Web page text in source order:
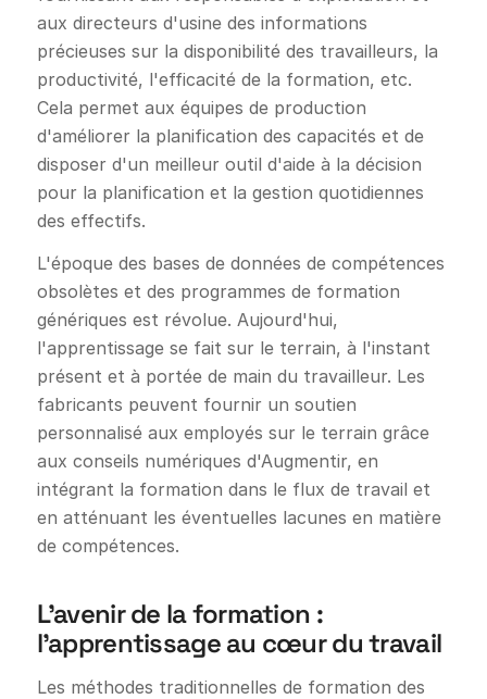
aux directeurs d'usine des informations
précieuses sur la disponibilité des travailleurs, la
productivité, l'efficacité de la formation, etc.
Cela permet aux équipes de production
d'améliorer la planification des capacités et de
disposer d'un meilleur outil d'aide à la décision
pour la planification et la gestion quotidiennes
des effectifs.
L'époque des bases de données de compétences
obsolètes et des programmes de formation
génériques est révolue. Aujourd'hui,
l'apprentissage se fait sur le terrain, à l'instant
présent et à portée de main du travailleur. Les
fabricants peuvent fournir un soutien
personnalisé aux employés sur le terrain grâce
aux conseils numériques d'Augmentir, en
intégrant la formation dans le flux de travail et
en atténuant les éventuelles lacunes en matière
de compétences.
L'avenir de la formation :
l'apprentissage au cœur du travail
Les méthodes traditionnelles de formation des